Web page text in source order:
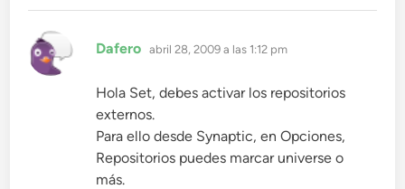
Dafero dice:
abril 28, 2009 a las 1:12 pm
Hola Set, debes activar los repositorios
externos.
Para ello desde Synaptic, en Opciones,
Repositorios puedes marcar universe o
más.